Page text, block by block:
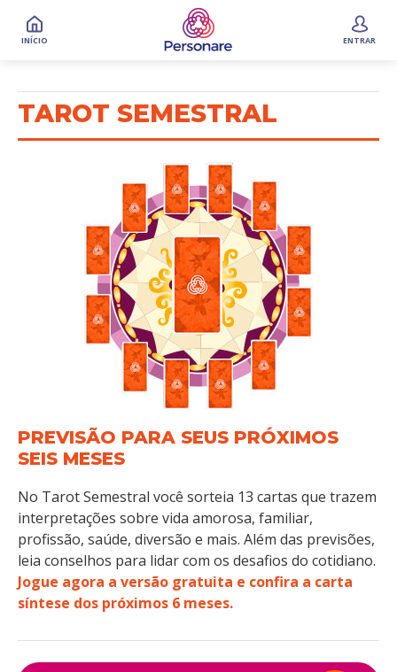
INÍCIO ENTRAR
TAROT SEMESTRAL
PREVISÃO PARA SEUS PRÓXIMOS
SEIS MESES
No Tarot Semestral você sorteia 13 cartas que trazem
interpretações sobre vida amorosa, familiar,
profissão, saúde, diversão e mais. Além das previsões,
leia conselhos para lidar com os desafios do cotidiano.
Jogue agora a versão gratuita e confira a carta
síntese dos próximos 6 meses.